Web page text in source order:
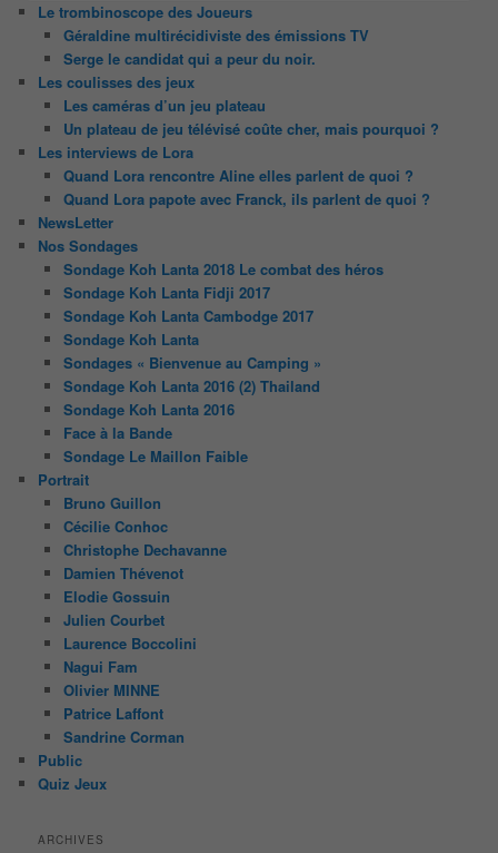
Le trombinoscope des Joueurs
Géraldine multirécidiviste des émissions TV
Serge le candidat qui a peur du noir.
Les coulisses des jeux
Les caméras d’un jeu plateau
Un plateau de jeu télévisé coûte cher, mais pourquoi ?
Les interviews de Lora
Quand Lora rencontre Aline elles parlent de quoi ?
Quand Lora papote avec Franck, ils parlent de quoi ?
NewsLetter
Nos Sondages
Sondage Koh Lanta 2018 Le combat des héros
Sondage Koh Lanta Fidji 2017
Sondage Koh Lanta Cambodge 2017
Sondage Koh Lanta
Sondages « Bienvenue au Camping »
Sondage Koh Lanta 2016 (2) Thailand
Sondage Koh Lanta 2016
Face à la Bande
Sondage Le Maillon Faible
Portrait
Bruno Guillon
Cécilie Conhoc
Christophe Dechavanne
Damien Thévenot
Elodie Gossuin
Julien Courbet
Laurence Boccolini
Nagui Fam
Olivier MINNE
Patrice Laffont
Sandrine Corman
Public
Quiz Jeux
ARCHIVES